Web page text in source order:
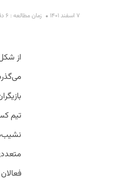
۷ اسفند ۱۴۰۱ زمان مطالعه : ۶ دقیقه